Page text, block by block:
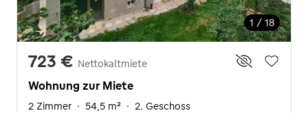
1 / 18
723 € Nettokaltmiete
Wohnung zur Miete
2 Zimmer · 54,5 m² · 2. Geschoss